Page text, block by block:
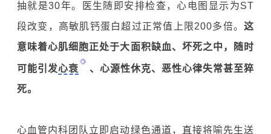
抽就是30年。医生随即安排检查，心电图显示为ST
段改变，高敏肌钙蛋白超过正常值上限200多倍。 这
意味着心肌细胞正处于大面积缺血、坏死之中，随时
可能引发心衰 、心源性休克、恶性心律失常甚至猝
死。
心血管内科团队立即启动绿色通道，直接将喻先生送